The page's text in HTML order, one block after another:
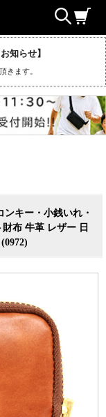
知らせ】
きます。
ンキー・小銭いれ・
布 牛革 レザー 日